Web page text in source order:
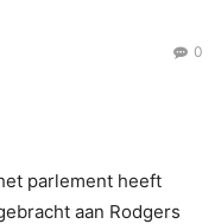
0
parlement heeft
aan Rodgers